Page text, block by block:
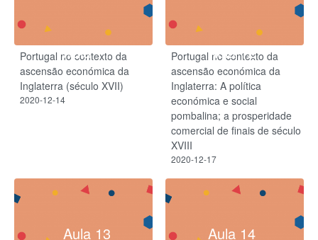
Aula 11
Portugal no contexto da
ascensão económica da
Inglaterra (século XVII)
2020-12-14
Aula 12
Portugal no contexto da
ascensão económica da
Inglaterra: A política
económica e social
pombalina; a prosperidade
comercial de finais de século
XVIII
2020-12-17
Aula 13 Aula 14